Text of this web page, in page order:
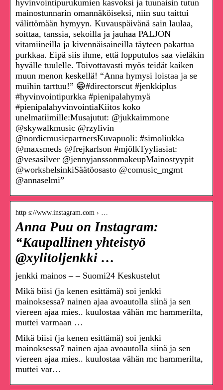
hyvinvointipurukumien kasvoksi ja tuunaisin tutun
mainostunnarin omannäköiseksi, niin suu taittui
välittömään hymyyn. Kuvauspäivänä sain laulaa,
soittaa, tanssia, sekoilla ja jauhaa PALJON
vitamiineilla ja kivennäisaineilla täyteen pakattua
purkkaa. Eipä siis ihme, että lopputulos saa vieläkin
hyvälle tuulelle. Toivottavasti myös teidät kaiken
muun menon keskellä! “Anna hymysi loistaa ja se
muihin tarttuu!” 😁#directorscut #jenkkiplus
#hyvinvointipurkka #pienipalahymyä
#pienipalahyvinvointiaKiitos koko
unelmatiimille:Musajutut: @jukkaimmone
@skywalkmusic @rzylivin
@nordicmusicpartnersKuvapuoli: #simoliukka
@maxsmeds @frejkarlson #mjölkTyyliasiat:
@vesasilver @jennyjanssonmakeupMainostyypit
@workshelsinkiSäätöosasto @comusic_mgmt
@annaselmi”
http s://www.instagram.com › …
Anna Puu on Instagram:
“Kaupallinen yhteistyö
@xylitoljenkki …
jenkki mainos – – Suomi24 Keskustelut
Mikä biisi (ja kenen esittämä) soi jenkki
mainoksessa? nainen ajaa avoautolla siinä ja sen
viereen ajaa mies.. kuulostaa vähän mc hammerilta,
muttei varmaan …
Mikä biisi (ja kenen esittämä) soi jenkki
mainoksessa? nainen ajaa avoautolla siinä ja sen
viereen ajaa mies.. kuulostaa vähän mc hammerilta,
muttei var…